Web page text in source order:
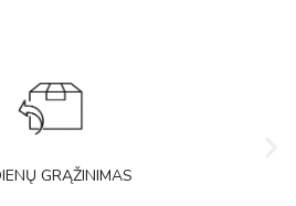
GRĄŽINIMAS